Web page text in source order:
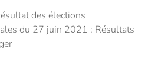
des élections
du 27 juin 2021 : Résultats